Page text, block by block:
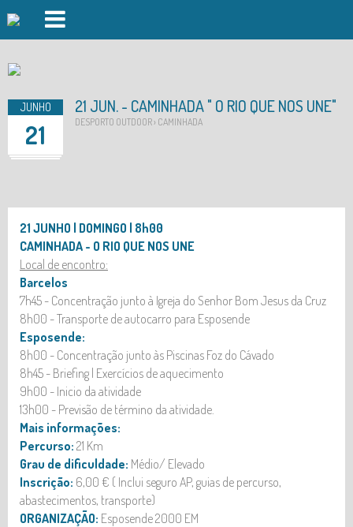
GINÁSIO
AUDITÓRIO
EVENTOS
LOGIN
JUNHO
21
21 JUN. - CAMINHADA " O RIO QUE NOS UNE"
DESPORTO OUTDOOR › CAMINHADA
21 JUNHO | DOMINGO | 8h00
CAMINHADA - O RIO QUE NOS UNE
Local de encontro:
Barcelos
7h45 - Concentração junto à Igreja do Senhor Bom Jesus da Cruz
8h00 - Transporte de autocarro para Esposende
Esposende:
8h00 - Concentração junto às Piscinas Foz do Cávado
8h45 - Briefing | Exercícios de aquecimento
9h00 - Inicio da atividade
13h00 - Previsão de término da atividade.
Mais informações:
Percurso: 21 Km
Grau de dificuldade: Médio/ Elevado
Inscrição: 6,00 € ( Inclui seguro AP, guias de percurso,
abastecimentos, transporte)
ORGANIZAÇÃO: Esposende 2000 EM